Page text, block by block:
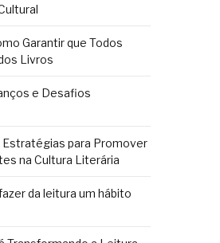
Garantir que Todos
Livros
e Desafios
para Promover
na Cultura Literária
da leitura um hábito